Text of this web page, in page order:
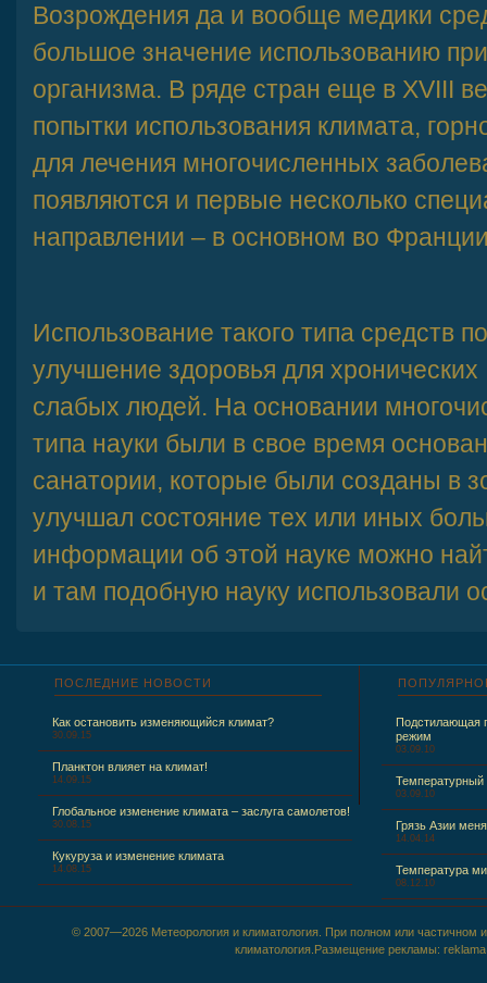
Возрождения да и вообще медики
большое значение использованию
организма. В ряде стран еще в XVIII
попытки использования климата,
для лечения многочисленных
появляются и первые несколько
направлении – в основном во
Использование такого типа средств
улучшение здоровья для
слабых людей. На основании
типа науки были в свое время
санатории, которые были созданы в
улучшал состояние тех или иных
информации об этой науке можно
и там подобную науку использовали
ПОСЛЕДНИЕ НОВОСТИ
Как остановить изменяющийся климат?
30.09.15
Планктон влияет на климат!
14.09.15
Глобальное изменение климата – заслуга самолетов!
30.08.15
Кукуруза и изменение климата
14.08.15
Подстилающая
режим
03.09.10
03.09.10
Грязь Азии
14.04.14
Температура
08.12.10
© 2007—2026 Метеорология и климатология. При полном или частичном
климатология.Размещение рекламы: